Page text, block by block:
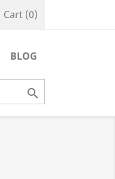
Cart (0)
BLOG
